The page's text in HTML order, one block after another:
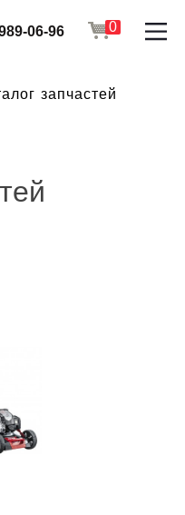
06-96 0
запчастей